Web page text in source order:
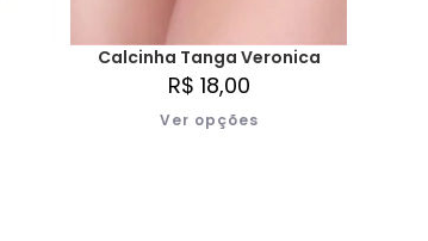
Calcinha Tanga Veronica
R$ 18,00
Ver opções